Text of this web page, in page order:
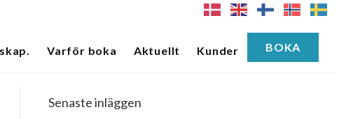
Varför boka Aktuellt Kunder BOKA
Senaste inläggen